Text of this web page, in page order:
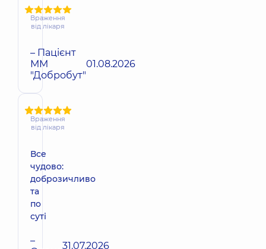
Враження
від лікаря
– Пацієнт
ММ
"Добробут"
01.08.2026
Враження
від лікаря
Все
чудово:
доброзичливо
та
по
суті
–
31.07.2026